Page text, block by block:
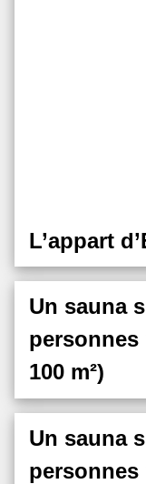
L’appart
Un sauna
100 m²)
Un sauna